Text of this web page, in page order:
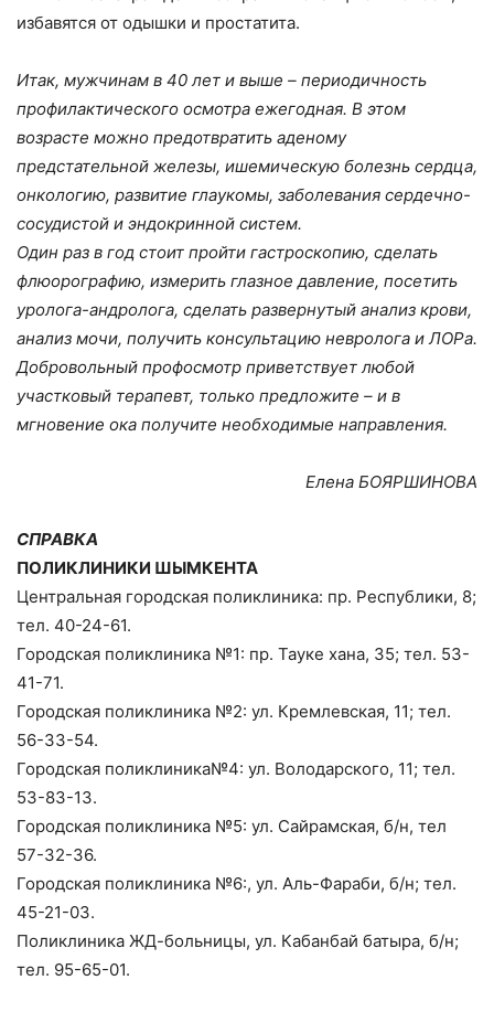
избавятся от одышки и простатита.
Итак, мужчинам в 40 лет и выше – периодичность
профилактического осмотра ежегодная. В этом
возрасте можно предотвратить аденому
предстательной железы, ишемическую болезнь сердца,
онкологию, развитие глаукомы, заболевания сердечно-
сосудистой и эндокринной систем.
Один раз в год стоит пройти гастроскопию, сделать
флюорографию, измерить глазное давление, посетить
уролога-андролога, сделать развернутый анализ крови,
анализ мочи, получить консультацию невролога и ЛОРа.
Добровольный профосмотр приветствует любой
участковый терапевт, только предложите – и в
мгновение ока получите необходимые направления.
Елена БОЯРШИНОВА
СПРАВКА
ПОЛИКЛИНИКИ ШЫМКЕНТА
Центральная городская поликлиника: пр. Республики, 8;
тел. 40-24-61.
Городская поликлиника №1: пр. Тауке хана, 35; тел. 53-
41-71.
Городская поликлиника №2: ул. Кремлевская, 11; тел.
56-33-54.
Городская поликлиника№4: ул. Володарского, 11; тел.
53-83-13.
Городская поликлиника №5: ул. Сайрамская, б/н, тел
57-32-36.
Городская поликлиника №6:, ул. Аль-Фараби, б/н; тел.
45-21-03.
Поликлиника ЖД-больницы, ул. Кабанбай батыра, б/н;
тел. 95-65-01.